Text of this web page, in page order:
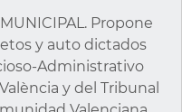
Propone
y auto dictados
Administrativo
y del Tribunal